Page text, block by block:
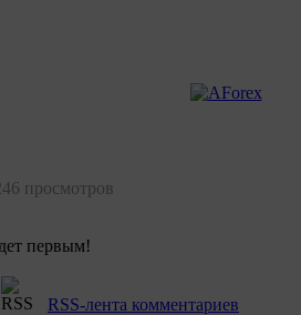
просмотров
первым!
RSS-лента комментариев